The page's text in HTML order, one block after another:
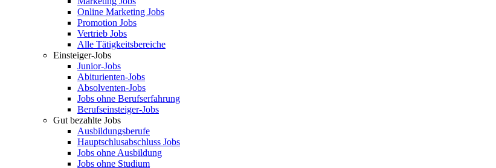
Online Marketing Jobs
Promotion Jobs
Vertrieb Jobs
Alle Tätigkeitsbereiche
Einsteiger-Jobs
Junior-Jobs
Abiturienten-Jobs
Absolventen-Jobs
Jobs ohne Berufserfahrung
Berufseinsteiger-Jobs
Gut bezahlte Jobs
Ausbildungsberufe
Hauptschlusabschluss Jobs
Jobs ohne Ausbildung
Jobs ohne Studium